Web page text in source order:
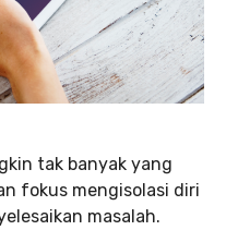
tak banyak yang
fokus mengisolasi diri
masalah.